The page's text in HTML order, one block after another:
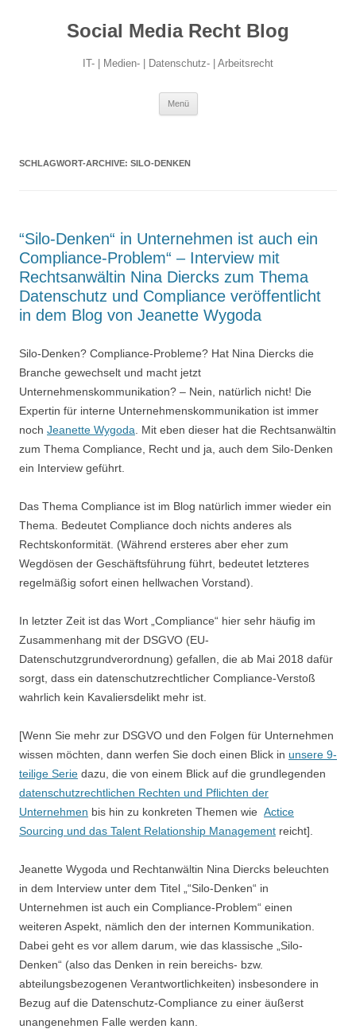
Social Media Recht Blog
IT- | Medien- | Datenschutz- | Arbeitsrecht
Menü
SCHLAGWORT-ARCHIVE: SILO-DENKEN
“Silo-Denken“ in Unternehmen ist auch ein
Compliance-Problem“ – Interview mit
Rechtsanwältin Nina Diercks zum Thema
Datenschutz und Compliance veröffentlicht
in dem Blog von Jeanette Wygoda
Silo-Denken? Compliance-Probleme? Hat Nina Diercks die
Branche gewechselt und macht jetzt
Unternehmenskommunikation? – Nein, natürlich nicht! Die
Expertin für interne Unternehmenskommunikation ist immer
noch Jeanette Wygoda . Mit eben dieser hat die Rechtsanwältin
zum Thema Compliance, Recht und ja, auch dem Silo-Denken
ein Interview geführt.
Das Thema Compliance ist im Blog natürlich immer wieder ein
Thema. Bedeutet Compliance doch nichts anderes als
Rechtskonformität. (Während ersteres aber eher zum
Wegdösen der Geschäftsführung führt, bedeutet letzteres
regelmäßig sofort einen hellwachen Vorstand).
In letzter Zeit ist das Wort „Compliance“ hier sehr häufig im
Zusammenhang mit der DSGVO (EU-
Datenschutzgrundverordnung) gefallen, die ab Mai 2018 dafür
sorgt, dass ein datenschutzrechtlicher Compliance-Verstoß
wahrlich kein Kavaliersdelikt mehr ist.
[Wenn Sie mehr zur DSGVO und den Folgen für Unternehmen
wissen möchten, dann werfen Sie doch einen Blick in unsere 9-
teilige Serie dazu, die von einem Blick auf die grundlegenden
datenschutzrechtlichen Rechten und Pflichten der
Unternehmen bis hin zu konkreten Themen wie Actice
Sourcing und das Talent Relationship Management reicht].
Jeanette Wygoda und Rechtanwältin Nina Diercks beleuchten
in dem Interview unter dem Titel „“Silo-Denken“ in
Unternehmen ist auch ein Compliance-Problem“ einen
weiteren Aspekt, nämlich den der internen Kommunikation.
Dabei geht es vor allem darum, wie das klassische „Silo-
Denken“ (also das Denken in rein bereichs- bzw.
abteilungsbezogenen Verantwortlichkeiten) insbesondere in
Bezug auf die Datenschutz-Compliance zu einer äußerst
unangenehmen Falle werden kann.